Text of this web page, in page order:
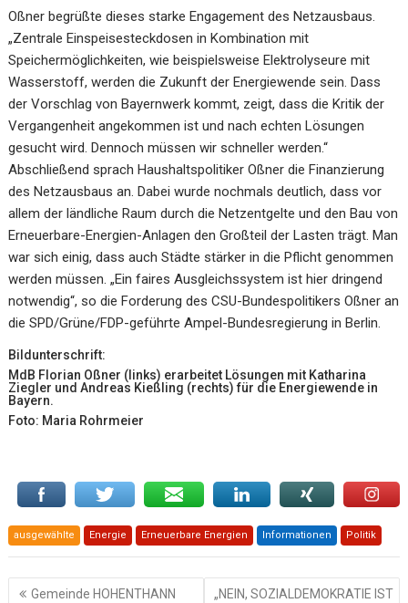
Oßner begrüßte dieses starke Engagement des Netzausbaus.
„Zentrale Einspeisesteckdosen in Kombination mit
Speichermöglichkeiten, wie beispielsweise Elektrolyseure mit
Wasserstoff, werden die Zukunft der Energiewende sein. Dass
der Vorschlag von Bayernwerk kommt, zeigt, dass die Kritik der
Vergangenheit angekommen ist und nach echten Lösungen
gesucht wird. Dennoch müssen wir schneller werden.“
Abschließend sprach Haushaltspolitiker Oßner die Finanzierung
des Netzausbaus an. Dabei wurde nochmals deutlich, dass vor
allem der ländliche Raum durch die Netzentgelte und den Bau von
Erneuerbare-Energien-Anlagen den Großteil der Lasten trägt. Man
war sich einig, dass auch Städte stärker in die Pflicht genommen
werden müssen. „Ein faires Ausgleichssystem ist hier dringend
notwendig“, so die Forderung des CSU-Bundespolitikers Oßner an
die SPD/Grüne/FDP-geführte Ampel-Bundesregierung in Berlin.
Bildunterschrift:
MdB Florian Oßner (links) erarbeitet Lösungen mit Katharina
Ziegler und Andreas Kießling (rechts) für die Energiewende in
Bayern.
Foto: Maria Rohrmeier
ausgewählte Energie Erneuerbare Energien Informationen Politik
Beitragsnavigation
Gemeinde HOHENTHANN
„NEIN, SOZIALDEMOKRATIE IST